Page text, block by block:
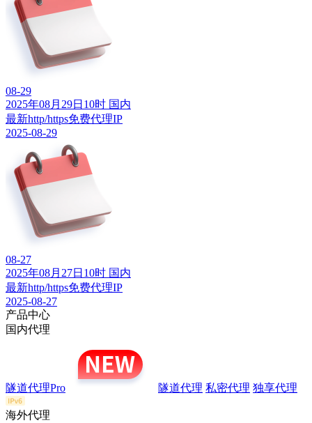
08-29
2025年08月29日10时 国内
最新http/https免费代理IP
2025-08-29
08-27
2025年08月27日10时 国内
最新http/https免费代理IP
2025-08-27
产品中心
国内代理
隧道代理Pro 隧道代理 私密代理 独享代理
海外代理